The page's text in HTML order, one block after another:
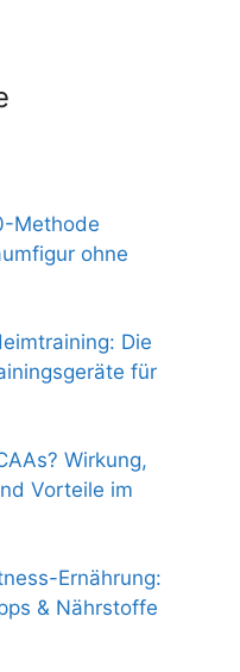
Methode
ohne
Die
für
Wirkung,
Vorteile im
Ernährung:
& Nährstoffe